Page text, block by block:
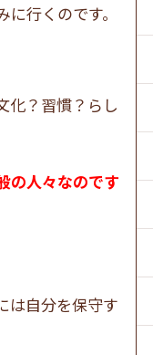
行くのです。
化？習慣？らし
の人々なのです
は自分を保守す